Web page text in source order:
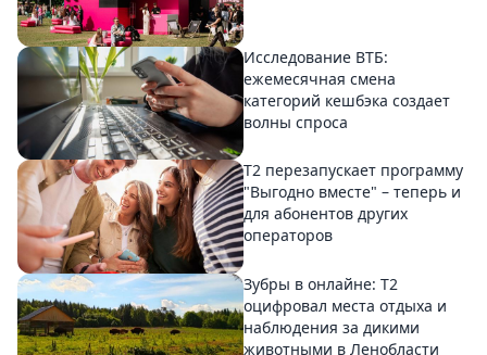
Исследование ВТБ:
ежемесячная смена
категорий кешбэка создает
волны спроса
Т2 перезапускает программу
"Выгодно вместе" – теперь и
для абонентов других
операторов
Зубры в онлайне: Т2
оцифровал места отдыха и
наблюдения за дикими
животными в Ленобласти